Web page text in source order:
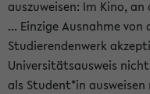
auszuweisen: Im Kino,
... Einzige Ausnahme
Studierendenwerk
Universitätsausweis
als Student*in